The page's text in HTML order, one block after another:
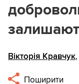
Вікторія Кравчук,
Поширити